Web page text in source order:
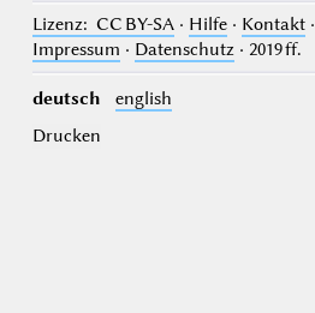
Lizenz: CC BY-SA· Hilfe· Kontakt·
Impressum · Datenschutz· 2019 ff.
deutsch
english
Drucken